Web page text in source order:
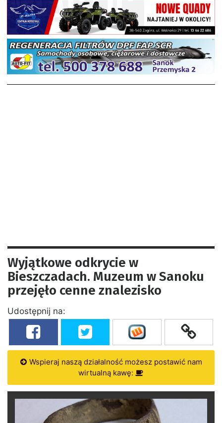
Wyjątkowe odkrycie w
Bieszczadach. Muzeum w Sanoku
przejęło cenne znalezisko
Udostępnij na:
Wspieraj naszą działalność możesz postawić nam
wirtualną kawę: